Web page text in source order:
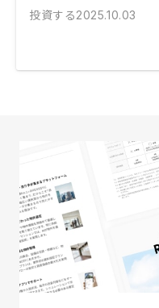
投資する2025.10.03